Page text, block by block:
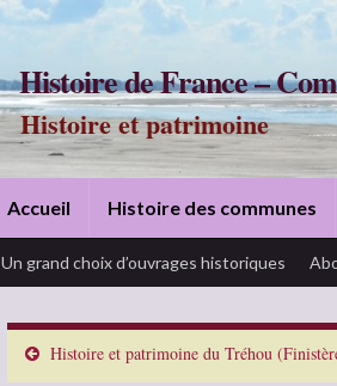
Histoire de France –
Histoire et patrimoine
Accueil Histoire des communes
Un grand choix d’ouvrages historiques
Histoire et patrimoine du Tréhou